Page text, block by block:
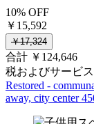
10% OFF
￥15,592
￥17,324
合計 ￥124,646
税およびサービ
Restored -
away, city center